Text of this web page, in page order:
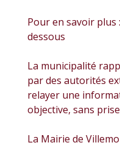
Pour en savoir plus
dessous
La municipalité
par des autorités
relayer une
objective, sans
La Mairie de